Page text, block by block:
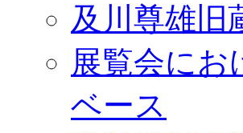
及川尊雄旧
展覧会にお
ベース